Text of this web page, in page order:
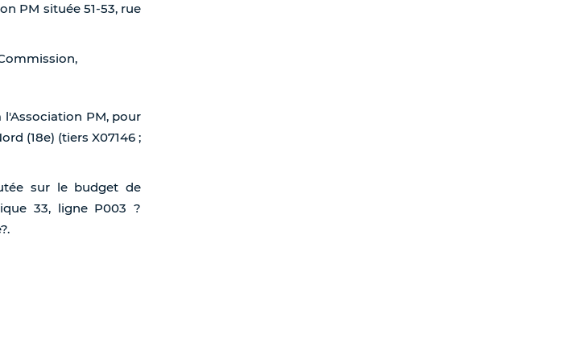
PM située 51-53, rue
PM, pour
(18e) (tiers X07146 ;
sur le budget de
33, ligne P003 ?